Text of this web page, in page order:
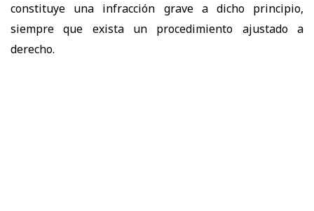
constituye una infracción grave a dicho principio,
siempre que exista un procedimiento ajustado a
derecho.